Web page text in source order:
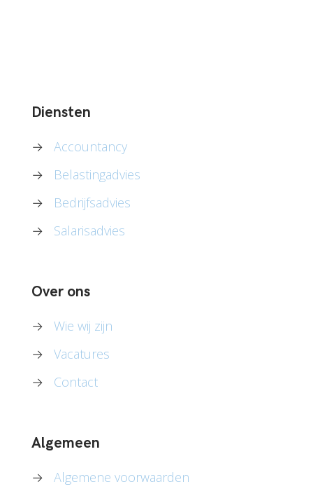
Diensten
→
Accountancy
→
Belastingadvies
→
Bedrijfsadvies
→
Salarisadvies
Over ons
→
Wie wij zijn
→
Vacatures
→
Contact
Algemeen
→
Algemene voorwaarden